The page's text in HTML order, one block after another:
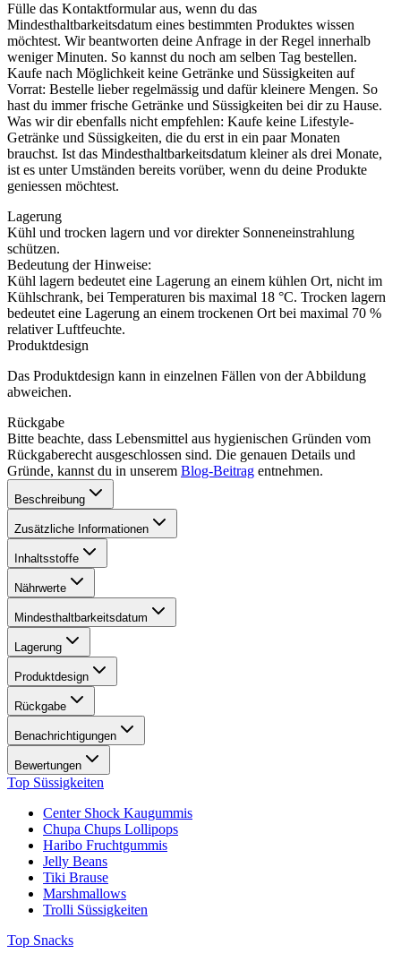
Fülle das Kontaktformular aus, wenn du das
Mindesthaltbarkeitsdatum eines bestimmten Produktes wissen
möchtest. Wir beantworten deine Anfrage in der Regel innerhalb
weniger Minuten. So kannst du noch am selben Tag bestellen.
Kaufe nach Möglichkeit keine Getränke und Süssigkeiten auf
Vorrat: Bestelle lieber regelmässig und dafür kleinere Mengen. So
hast du immer frische Getränke und Süssigkeiten bei dir zu Hause.
Was wir dir ebenfalls nicht empfehlen: Kaufe keine Lifestyle-
Getränke und Süssigkeiten, die du erst in ein paar Monaten
brauchst. Ist das Mindesthaltbarkeitsdatum kleiner als drei Monate,
ist es unter Umständen bereits vorüber, wenn du deine Produkte
geniessen möchtest.
Lagerung
Kühl und trocken lagern und vor direkter Sonneneinstrahlung
schützen.
Bedeutung der Hinweise:
Kühl lagern bedeutet eine Lagerung an einem kühlen Ort, nicht im
Kühlschrank, bei Temperaturen bis maximal 18 °C. Trocken lagern
bedeutet eine Lagerung an einem trockenen Ort bei maximal 70 %
relativer Luftfeuchte.
Produktdesign
Das Produktdesign kann in einzelnen Fällen von der Abbildung
abweichen.
Rückgabe
Bitte beachte, dass Lebensmittel aus hygienischen Gründen vom
Rückgaberecht ausgeschlossen sind. Die genauen Details und
Gründe, kannst du in unserem Blog-Beitrag entnehmen.
Beschreibung
Zusätzliche Informationen
Inhaltsstoffe
Nährwerte
Mindesthaltbarkeitsdatum
Lagerung
Produktdesign
Rückgabe
Benachrichtigungen
Bewertungen
Top Süssigkeiten
Center Shock Kaugummis
Chupa Chups Lollipops
Haribo Fruchtgummis
Jelly Beans
Tiki Brause
Marshmallows
Trolli Süssigkeiten
Top Snacks